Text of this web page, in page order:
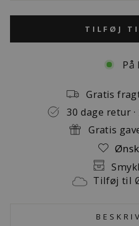
TILFØJ
På
Gratis
30 dage retur
Gratis
Tilføj til